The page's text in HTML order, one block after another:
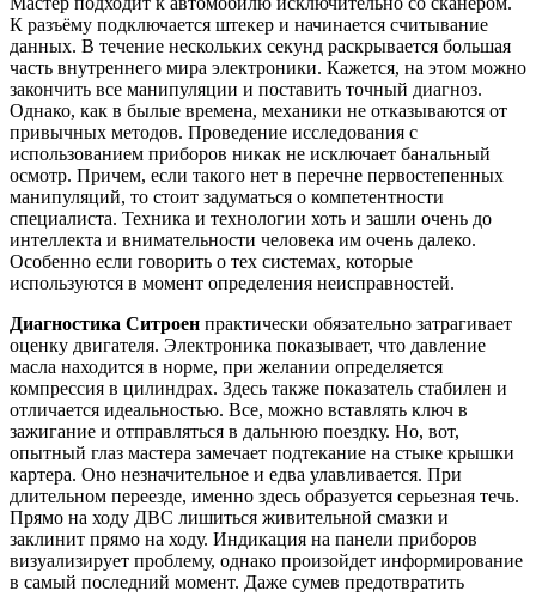
К разъёму подключается штекер и начинается считывание
данных. В течение нескольких секунд раскрывается большая
часть внутреннего мира электроники. Кажется, на этом можно
закончить все манипуляции и поставить точный диагноз.
Однако, как в былые времена, механики не отказываются от
привычных методов. Проведение исследования с
использованием приборов никак не исключает банальный
осмотр. Причем, если такого нет в перечне первостепенных
манипуляций, то стоит задуматься о компетентности
специалиста. Техника и технологии хоть и зашли очень до
интеллекта и внимательности человека им очень далеко.
Особенно если говорить о тех системах, которые
используются в момент определения неисправностей.
Диагностика Ситроен практически обязательно затрагивает
оценку двигателя. Электроника показывает, что давление
масла находится в норме, при желании определяется
компрессия в цилиндрах. Здесь также показатель стабилен и
отличается идеальностью. Все, можно вставлять ключ в
зажигание и отправляться в дальнюю поездку. Но, вот,
опытный глаз мастера замечает подтекание на стыке крышки
картера. Оно незначительное и едва улавливается. При
длительном переезде, именно здесь образуется серьезная течь.
Прямо на ходу ДВС лишиться живительной смазки и
заклинит прямо на ходу. Индикация на панели приборов
визуализирует проблему, однако произойдет информирование
в самый последний момент. Даже сумев предотвратить